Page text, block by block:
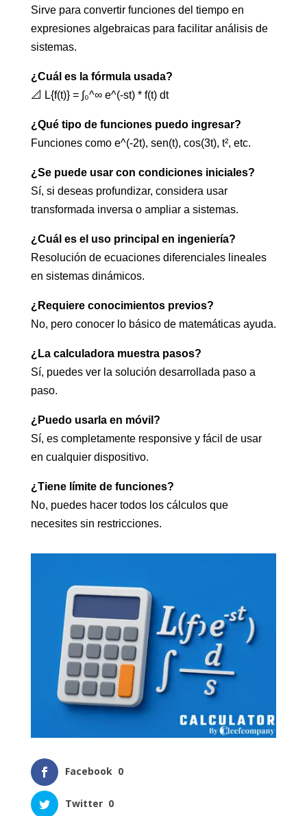
Sirve para convertir funciones del tiempo en
expresiones algebraicas para facilitar análisis de
sistemas.
¿Cuál es la fórmula usada?
📐 L{f(t)} = ∫₀^∞ e^(-st) * f(t) dt
¿Qué tipo de funciones puedo ingresar?
Funciones como e^(-2t), sen(t), cos(3t), t², etc.
¿Se puede usar con condiciones iniciales?
Sí, si deseas profundizar, considera usar
transformada inversa o ampliar a sistemas.
¿Cuál es el uso principal en ingeniería?
Resolución de ecuaciones diferenciales lineales
en sistemas dinámicos.
¿Requiere conocimientos previos?
No, pero conocer lo básico de matemáticas ayuda.
¿La calculadora muestra pasos?
Sí, puedes ver la solución desarrollada paso a
paso.
¿Puedo usarla en móvil?
Sí, es completamente responsive y fácil de usar
en cualquier dispositivo.
¿Tiene límite de funciones?
No, puedes hacer todos los cálculos que
necesites sin restricciones.
Facebook 0
Twitter 0